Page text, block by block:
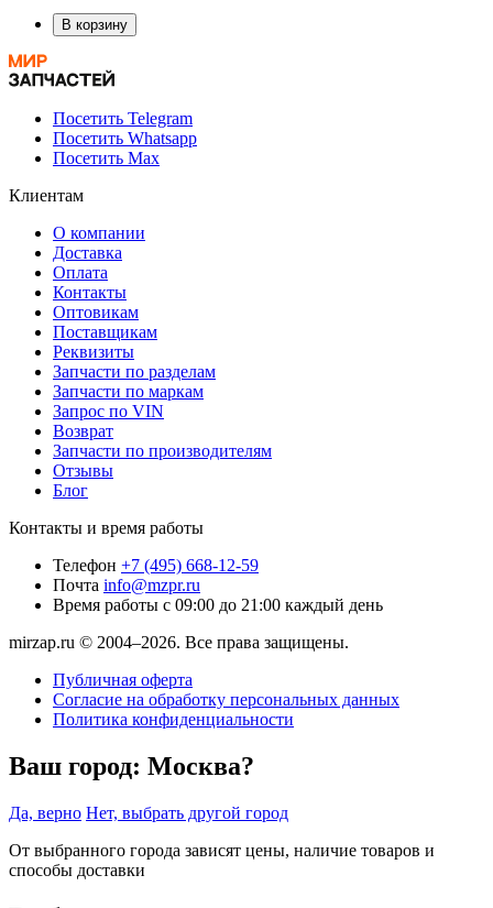
В корзину
Посетить Telegram
Посетить Whatsapp
Посетить Max
Клиентам
О компании
Доставка
Оплата
Контакты
Оптовикам
Поставщикам
Реквизиты
Запчасти по разделам
Запчасти по маркам
Запрос по VIN
Возврат
Запчасти по производителям
Отзывы
Блог
Контакты и время работы
Телефон +7 (495) 668-12-59
Почта info@mzpr.ru
Время работы с 09:00 до 21:00 каждый день
mirzap.ru © 2004–2026. Все права защищены.
Публичная оферта
Согласие на обработку персональных данных
Политика конфиденциальности
Ваш город: Москва?
Да, верно Нет, выбрать другой город
От выбранного города зависят цены, наличие товаров и
способы доставки